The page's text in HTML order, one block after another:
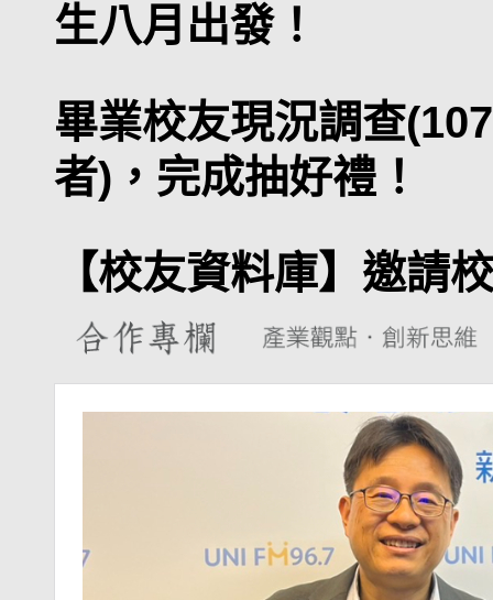
生八月出發！
畢業校友現況調查
者)，完成抽好禮！
【校友資料庫】邀請